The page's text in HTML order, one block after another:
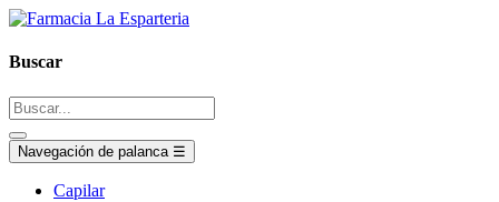
Buscar
Navegación de palanca ☰
Capilar